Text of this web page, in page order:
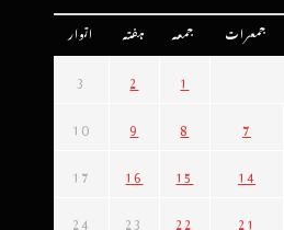
جمعرات جمعہ ہفتہ اتوار
1
2
3
7
8
9
10
14
15
16
17
21
22
23
24